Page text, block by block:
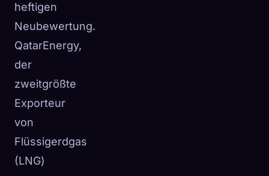
heftigen
Neubewertung.
QatarEnergy,
der
zweitgrößte
Exporteur
von
Flüssigerdgas
(LNG)